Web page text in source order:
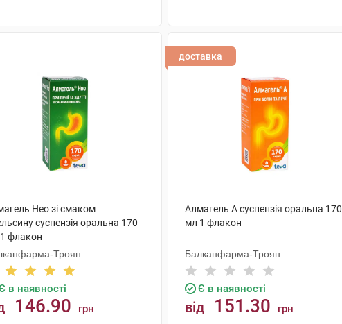
Нео зі смаком
суспензія оральна 170
флакон
Троян
в наявності
146.90 грн
доставка
Алмагель А суспензія оральна 170
мл 1 флакон
Балканфарма-Троян
Є в наявності
від 151.30 грн